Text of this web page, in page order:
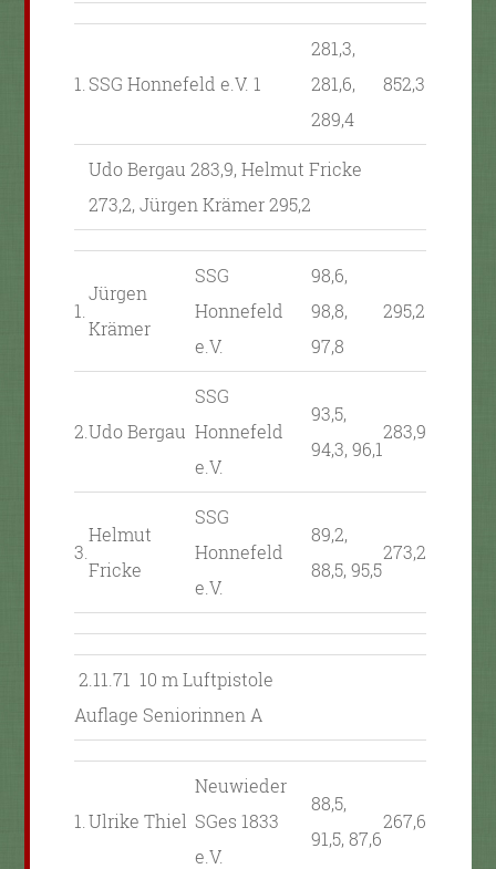
1. SSG Honnefeld e.V. 1
281,3,
281,6,
289,4
852,3
Udo Bergau 283,9, Helmut Fricke
273,2, Jürgen Krämer 295,2
1.
Jürgen
Krämer
SSG
Honnefeld
e.V.
98,6,
98,8,
97,8
295,2
2.Udo Bergau
SSG
Honnefeld
e.V.
93,5,
94,3, 96,1
283,9
3.
Helmut
Fricke
SSG
Honnefeld
e.V.
89,2,
88,5, 95,5
273,2
2.11.71 10 m Luftpistole
Auflage Seniorinnen A
1. Ulrike Thiel
Neuwieder
SGes 1833
e.V.
88,5,
91,5, 87,6
267,6